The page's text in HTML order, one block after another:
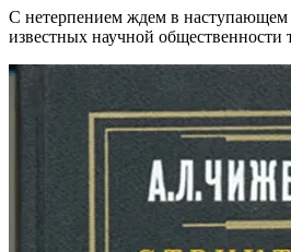
С нетерпением ждем в
известных научной